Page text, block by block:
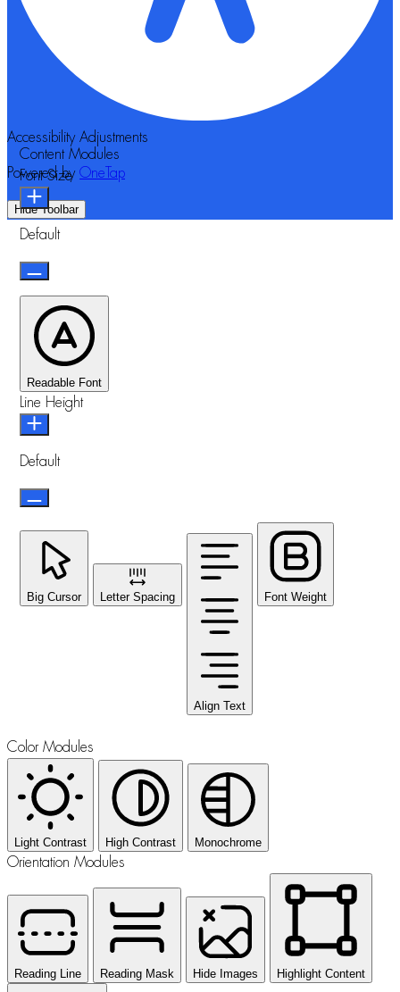
Accessibility Adjustments
Powered by OneTap
Hide Toolbar
Content Modules
Font Size
Default
Readable Font
Line Height
Default
Big Cursor Letter Spacing
Align Text
Font Weight
Color Modules
Light Contrast High Contrast Monochrome
Orientation Modules
Reading Line Reading Mask Hide Images Highlight Content